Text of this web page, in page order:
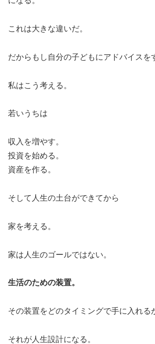
これは大きな違いだ。
だからもし自分の子どもにアドバイスを
私はこう考える。
若いうちは
収入を増やす。
投資を始める。
資産を作る。
そして人生の土台ができてから
家を考える。
家は人生のゴールではない。
生活のための装置。
その装置をどのタイミングで手に入れる
それが人生設計になる。